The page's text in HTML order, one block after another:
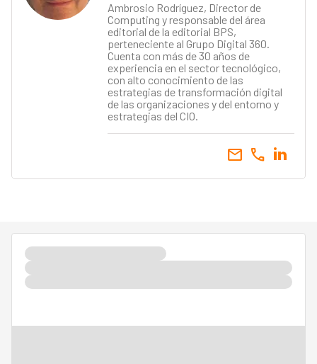
Ambrosio Rodríguez, Director de
Computing y responsable del área
editorial de la editorial BPS,
perteneciente al Grupo Digital 360.
Cuenta con más de 30 años de
experiencia en el sector tecnológico,
con alto conocimiento de las
estrategias de transformación digital
de las organizaciones y del entorno y
estrategias del CIO.
call
email